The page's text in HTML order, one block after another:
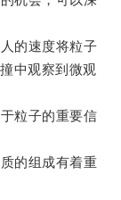
的速度将粒子
中观察到微观
粒子的重要信
的组成有着重